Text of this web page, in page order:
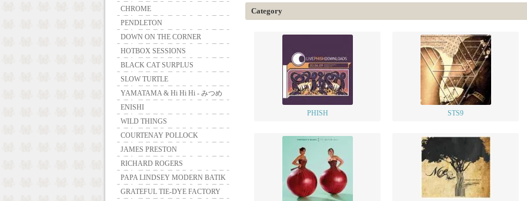
CHROME
PENDLETON
DOWN ON THE CORNER
HOTBOX SESSIONS
BLACK CAT SURPLUS
SLOW TURTLE
YAMATAMA & Hi Hi Hi - みつめ
ENISHI
WILD THINGS
COURTENAY POLLOCK
JAMES PRESTON
RICHARD ROGERS
PAPA LINDSEY MODERN BATIK
GRATEFUL TIE-DYE FACTORY
Category
PHISH STS9